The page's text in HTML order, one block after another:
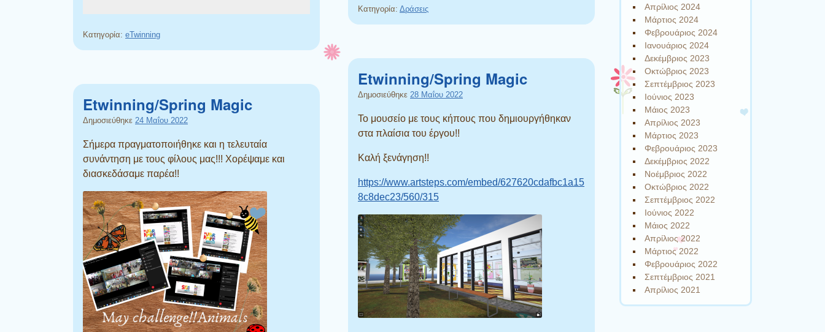
Κατηγορία: eTwinning
Κατηγορία: Δράσεις
Etwinning/Spring Magic
Δημοσιεύθηκε 28 Μαΐου 2022
Το μουσείο με τους κήπους που δημιουργήθηκαν
στα πλαίσια του έργου!!
Καλή ξενάγηση!!
https://www.artsteps.com/embed/627620cdafbc1a15
8c8dec23/560/315
Etwinning/Spring Magic
Δημοσιεύθηκε 24 Μαΐου 2022
Σήμερα πραγματοποιήθηκε και η τελευταία
συνάντηση με τους φίλους μας!!! Χορέψαμε και
διασκεδάσαμε παρέα!!
Απρίλιος 2024
Μάρτιος 2024
Φεβρουάριος 2024
Ιανουάριος 2024
Δεκέμβριος 2023
Οκτώβριος 2023
Σεπτέμβριος 2023
Ιούνιος 2023
Μάιος 2023
Απρίλιος 2023
Μάρτιος 2023
Φεβρουάριος 2023
Δεκέμβριος 2022
Νοέμβριος 2022
Οκτώβριος 2022
Σεπτέμβριος 2022
Ιούνιος 2022
Μάιος 2022
Απρίλιος 2022
Μάρτιος 2022
Φεβρουάριος 2022
Σεπτέμβριος 2021
Απρίλιος 2021